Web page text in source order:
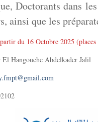
Doctorants dans
ainsi que les
du 16 Octobre 2025
El Hangouche Abdelkader Jalil